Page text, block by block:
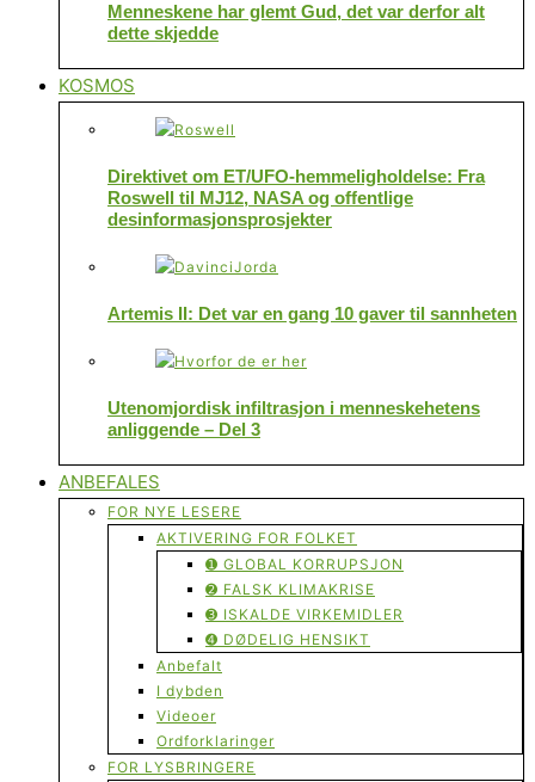
Menneskene har glemt Gud, det var derfor alt
dette skjedde
KOSMOS
Direktivet om ET/UFO-hemmeligholdelse: Fra
Roswell til MJ12, NASA og offentlige
desinformasjonsprosjekter
Artemis II: Det var en gang 10 gaver til sannheten
Utenomjordisk infiltrasjon i menneskehetens
anliggende – Del 3
ANBEFALES
FOR NYE LESERE
AKTIVERING FOR FOLKET
➊ GLOBAL KORRUPSJON
➋ FALSK KLIMAKRISE
➌ ISKALDE VIRKEMIDLER
➍ DØDELIG HENSIKT
Anbefalt
I dybden
Videoer
Ordforklaringer
FOR LYSBRINGERE